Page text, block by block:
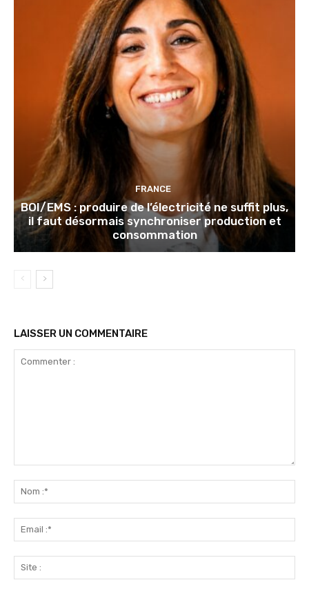
FRANCE
BOI/EMS : produire de l’électricité ne suffit plus,
il faut désormais synchroniser production et
consommation
LAISSER UN COMMENTAIRE